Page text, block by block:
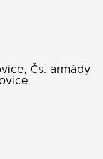
Čs. armády